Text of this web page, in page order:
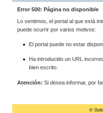
Error 500: Página no disponible
Lo sentimos, el portal al que está
puede ocurrir por varios motivos:
El portal puede no estar
Ha introducido un URL
bien escrito.
Atención: Si desea informar, por
©